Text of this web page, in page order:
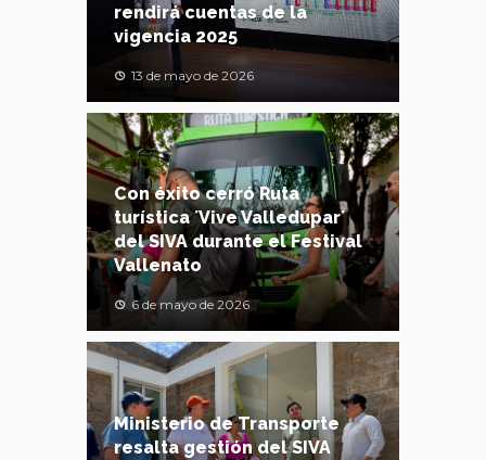
rendirá cuentas de la
vigencia 2025
13 de mayo de 2026
Con éxito cerró Ruta
turística ´Vive Valledupar´
del SIVA durante el Festival
Vallenato
6 de mayo de 2026
Ministerio de Transporte
resalta gestión del SIVA